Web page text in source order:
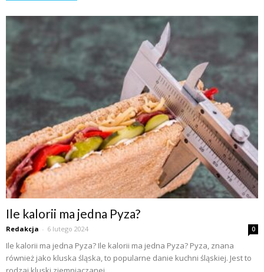
Ile kalorii ma jedna Pyza?
Redakcja - 6 lutego 2024 0
Ile kalorii ma jedna Pyza? Ile kalorii ma jedna Pyza? Pyza, znana
również jako kluska śląska, to popularne danie kuchni śląskiej. Jest to